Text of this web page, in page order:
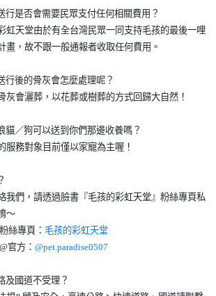
行是否會需要民眾支付任何相關費用？
虹天堂由於有全台灣民眾一同支持毛孩的最後一哩
畫，故不跟一般通報者收取任何費用。
行後的骨灰會怎麼處理呢？
灰會灑葬，以花葬或樹葬的方式回歸大自然！
貓／狗可以送到你們那邊收養嗎？
服務對象目前僅以家寵為主喔！
我們，請透過臉書『毛孩的彩虹天堂』粉絲專頁私
～
絲專頁： 毛孩的彩虹天堂
官方： @pet.paradise0507
及國道不受理？